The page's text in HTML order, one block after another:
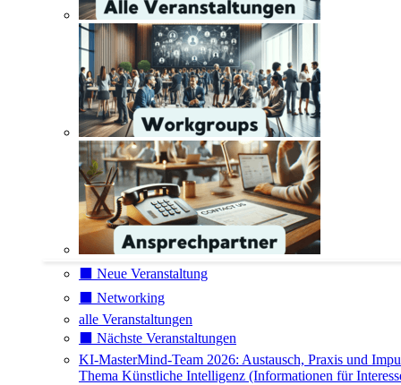
⬛️ Neue Veranstaltung
⬛️ Networking
alle Veranstaltungen
⬛️ Nächste Veranstaltungen
KI-MasterMind-Team 2026: Austausch, Praxis und
Thema Künstliche Intelligenz (Informationen für